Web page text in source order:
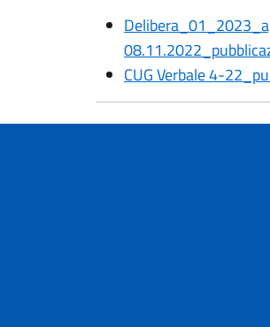
CUG Verbale 4-